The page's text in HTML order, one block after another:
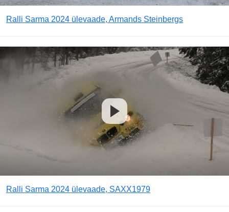
Ralli Sarma 2024 ülevaade, Armands Steinbergs
Ralli Sarma 2024 ülevaade, SAXX1979